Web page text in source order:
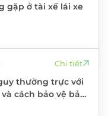
gặp ở tài xế lái xe
thường trực với
cách bảo vệ bản
Chi tiết